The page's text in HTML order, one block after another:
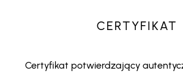
CERTYFIKAT
Certyfikat potwierdzający